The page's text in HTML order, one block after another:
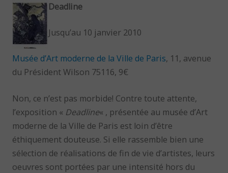
Deadline
Jusqu’au 10 janvier 2010
Musée d’Art moderne de la Ville de Paris, 11, avenue
du Président Wilson 75116, 9€
Non, ce n’est pas morbide! Contre toute attente,
l’exposition « Deadline« , présentée au musée d’Art
moderne de la Ville de Paris est loin d’être
éthiquement douteuse. Si elle rassemble bien une
sélection de réalisations de fin de vie d’artistes, leurs
oeuvres sont portées par une intensité hors du